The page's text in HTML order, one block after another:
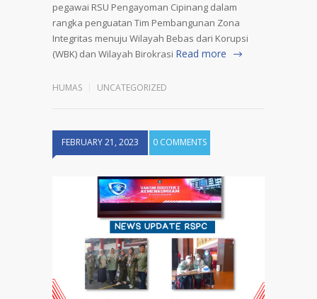
pegawai RSU Pengayoman Cipinang dalam
rangka penguatan Tim Pembangunan Zona
Integritas menuju Wilayah Bebas dari Korupsi
(WBK) dan Wilayah Birokrasi Read more
HUMAS UNCATEGORIZED
FEBRUARY 21, 2023 0 COMMENTS